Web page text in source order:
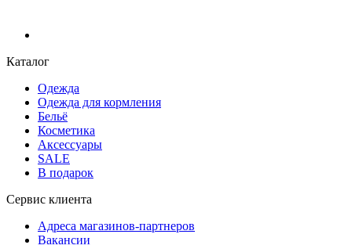
Каталог
Одежда
Одежда для кормления
Бельё
Косметика
Аксессуары
SALE
В подарок
Сервис клиента
Адреса магазинов-партнеров
Вакансии